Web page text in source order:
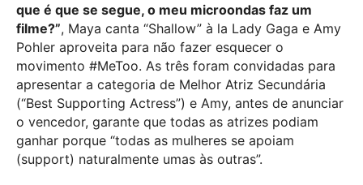
que é que se segue, o meu microondas faz um
filme?”, Maya canta “Shallow” à la Lady Gaga e Amy
Pohler aproveita para não fazer esquecer o
movimento #MeToo. As três foram convidadas para
apresentar a categoria de Melhor Atriz Secundária
(“Best Supporting Actress”) e Amy, antes de anunciar
o vencedor, garante que todas as atrizes podiam
ganhar porque “todas as mulheres se apoiam
(support) naturalmente umas às outras”.